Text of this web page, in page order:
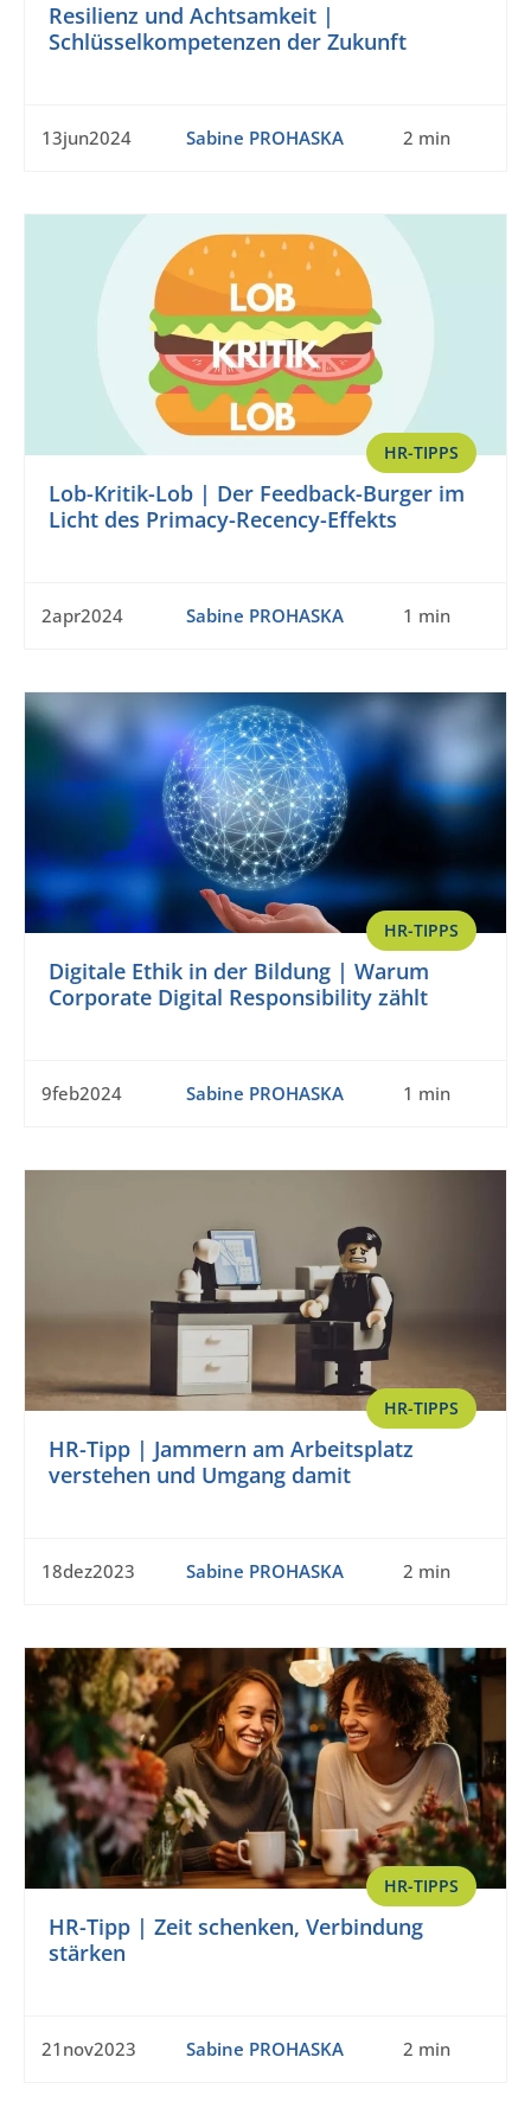
Resilienz und Achtsamkeit |
Schlüsselkompetenzen der Zukunft
13jun2024 Sabine PROHASKA 2 min
HR-TIPPS
Lob-Kritik-Lob | Der Feedback-Burger im
Licht des Primacy-Recency-Effekts
2apr2024 Sabine PROHASKA 1 min
HR-TIPPS
Digitale Ethik in der Bildung | Warum
Corporate Digital Responsibility zählt
9feb2024 Sabine PROHASKA 1 min
HR-TIPPS
HR-Tipp | Jammern am Arbeitsplatz
verstehen und Umgang damit
18dez2023 Sabine PROHASKA 2 min
HR-TIPPS
HR-Tipp | Zeit schenken, Verbindung
stärken
21nov2023 Sabine PROHASKA 2 min